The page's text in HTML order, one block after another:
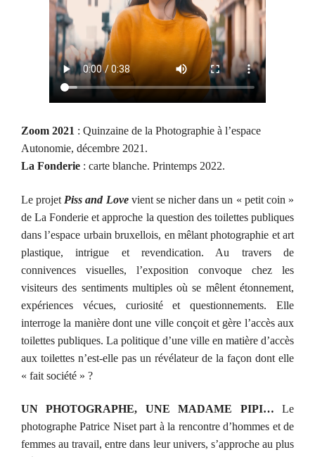
Zoom 2021 : Quinzaine de la Photographie à l’espace
Autonomie, décembre 2021.
La Fonderie : carte blanche. Printemps 2022.
Le projet Piss and Lovevient se nicher dans un « petit coin »
de La Fonderie et approche la question des toilettes publiques
dans l’espace urbain bruxellois, en mêlant photographie et art
plastique, intrigue et revendication. Au travers de
connivences visuelles, l’exposition convoque chez les
visiteurs des sentiments multiples où se mêlent étonnement,
expériences vécues, curiosité et questionnements. Elle
interroge la manière dont une ville conçoit et gère l’accès aux
toilettes publiques. La politique d’une ville en matière d’accès
aux toilettes n’est-elle pas un révélateur de la façon dont elle
« fait société » ?
UN PHOTOGRAPHE, UNE MADAME PIPI… Le
photographe Patrice Niset part à la rencontre d’hommes et de
femmes au travail, entre dans leur univers, s’approche au plus